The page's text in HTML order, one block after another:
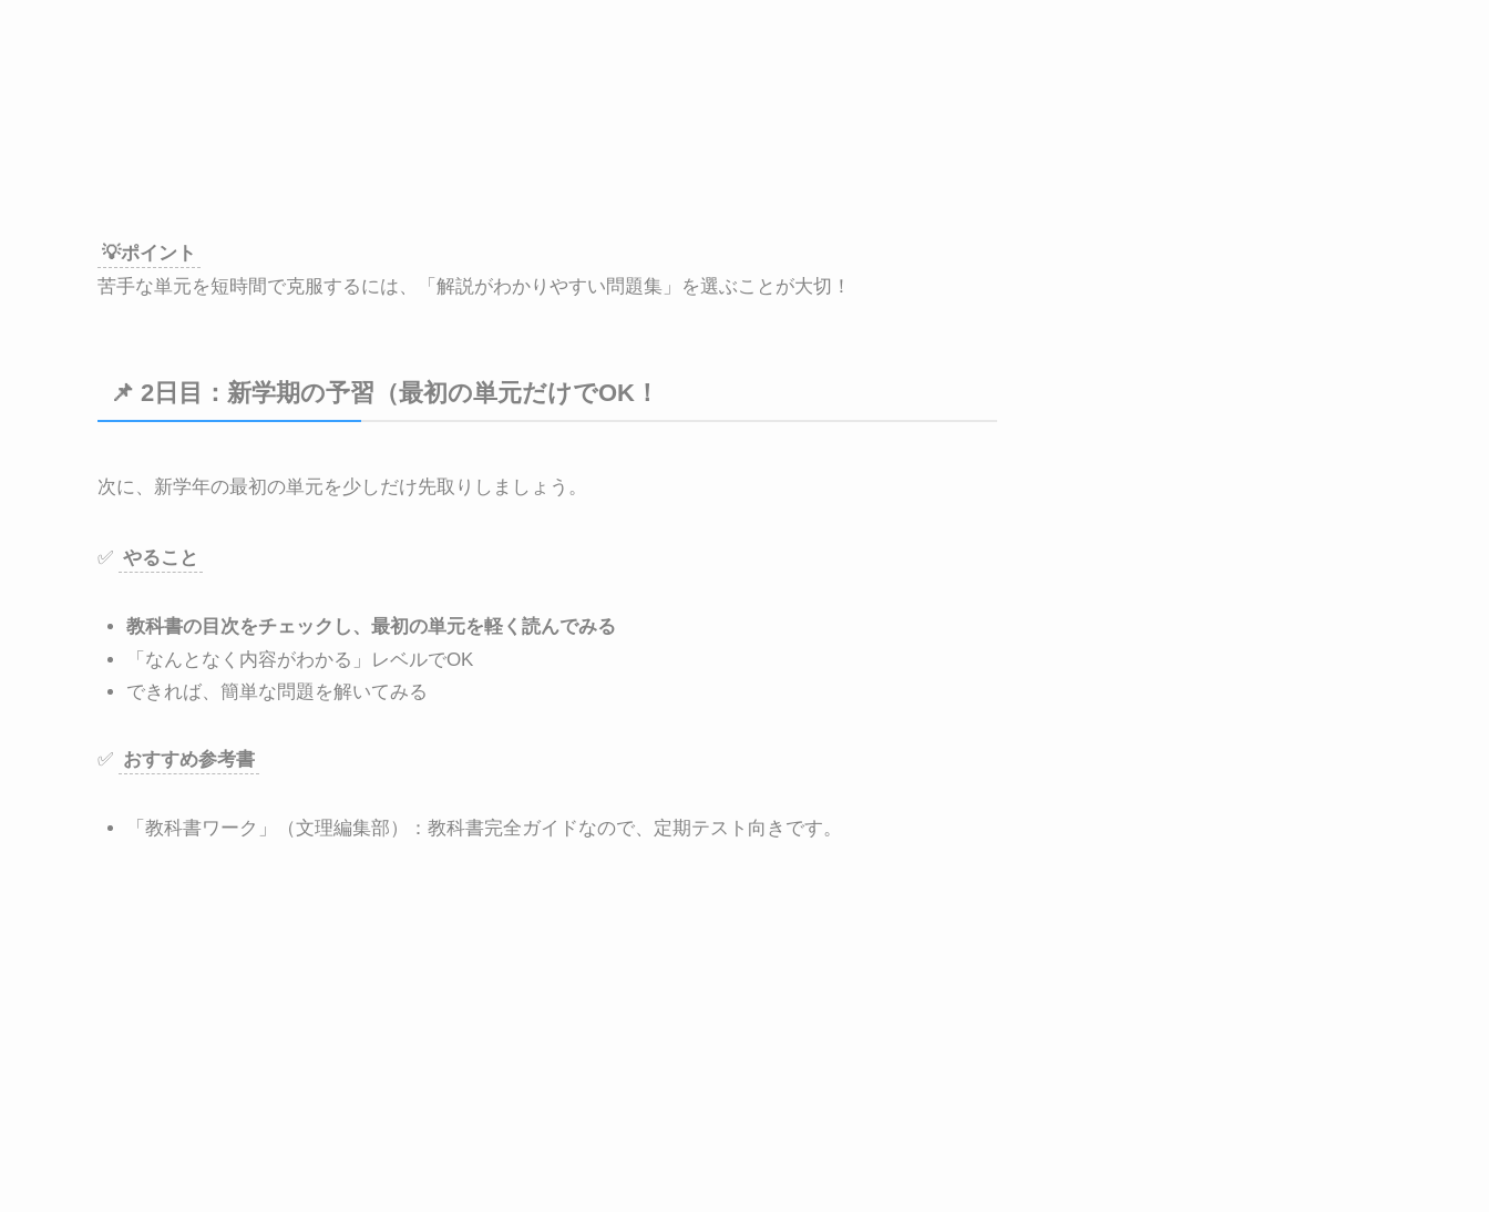
💡ポイント
苦手な単元を短時間で克服するには、「解説がわかりやすい問題集」を選ぶことが大切！
📌 2日目：新学期の予習（最初の単元だけでOK！
次に、新学年の最初の単元を少しだけ先取りしましょう。
✅ やること
教科書の目次をチェックし、最初の単元を軽く読んでみる
「なんとなく内容がわかる」レベルでOK
できれば、簡単な問題を解いてみる
✅ おすすめ参考書
「教科書ワーク」（文理編集部）：教科書完全ガイドなので、定期テスト向きです。